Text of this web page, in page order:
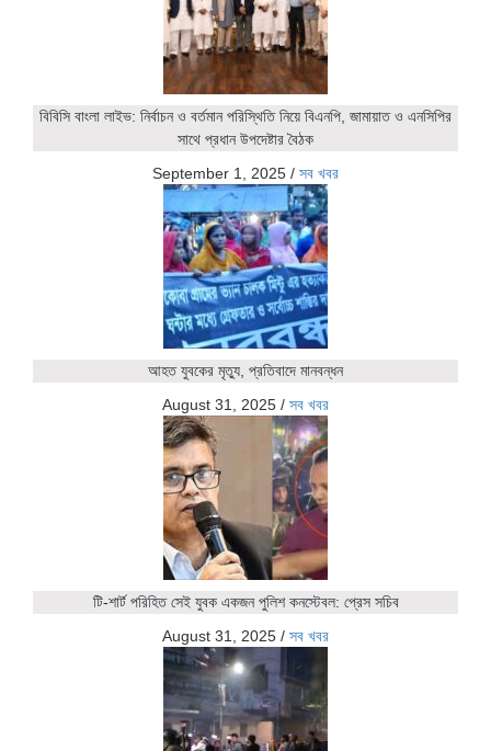
বিবিসি বাংলা লাইভ: নির্বাচন ও বর্তমান পরিস্থিতি নিয়ে বিএনপি, জামায়াত ও এনসিপির
সাথে প্রধান উপদেষ্টার বৈঠক
September 1, 2025 / সব খবর
আহত যুবকের মৃত্যু, প্রতিবাদে মানবন্ধন
August 31, 2025 / সব খবর
টি-শার্ট পরিহিত সেই যুবক একজন পুলিশ কনস্টেবল: প্রেস সচিব
August 31, 2025 / সব খবর